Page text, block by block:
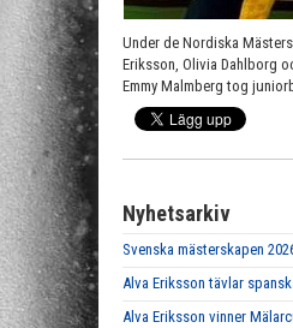
Under de Nordiska
Eriksson, Olivia Dahlborg
Emmy Malmberg tog
Nyhetsarkiv
Svenska mästerskapen
Alva Eriksson tävlar
Alva Eriksson vinner